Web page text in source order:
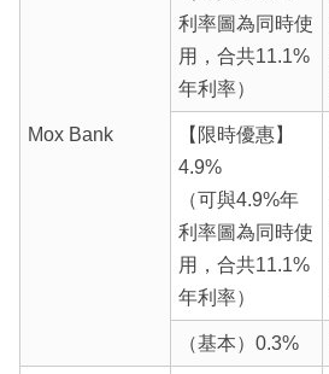
Mox Bank
利率圖為同時使
用，合共11.1%
年利率）
【限時優惠】
4.9%
（可與4.9%年
利率圖為同時使
用，合共11.1%
年利率）
（基本）0.3%